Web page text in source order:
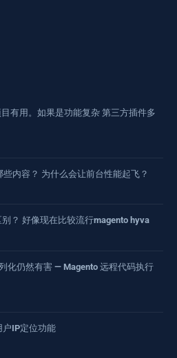
有用。如果是功能复杂 第三方插件多
内容？ 为什么会让前台性能起飞？
？ 好像现在比较流行magento hyva
化仍然有害 — Magento 远程代码执行
户IP定位功能